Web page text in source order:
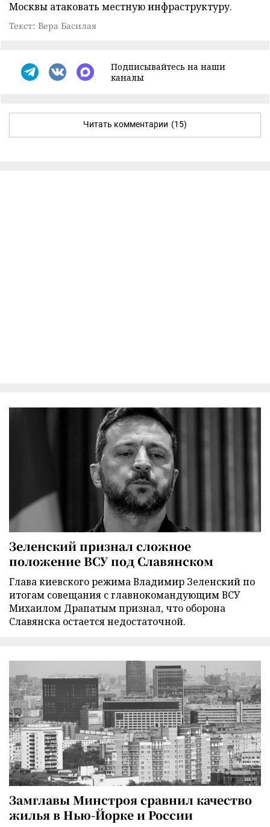
Москвы атаковать местную инфраструктуру.
Текст: Вера Басилая
Подписывайтесь на наши
каналы
Читать комментарии (15)
Зеленский признал сложное
положение ВСУ под Славянском
Глава киевского режима Владимир Зеленский по
итогам совещания с главнокомандующим ВСУ
Михаилом Драпатым признал, что оборона
Славянска остается недостаточной.
Замглавы Минстроя сравнил качество
жилья в Нью-Йорке и России